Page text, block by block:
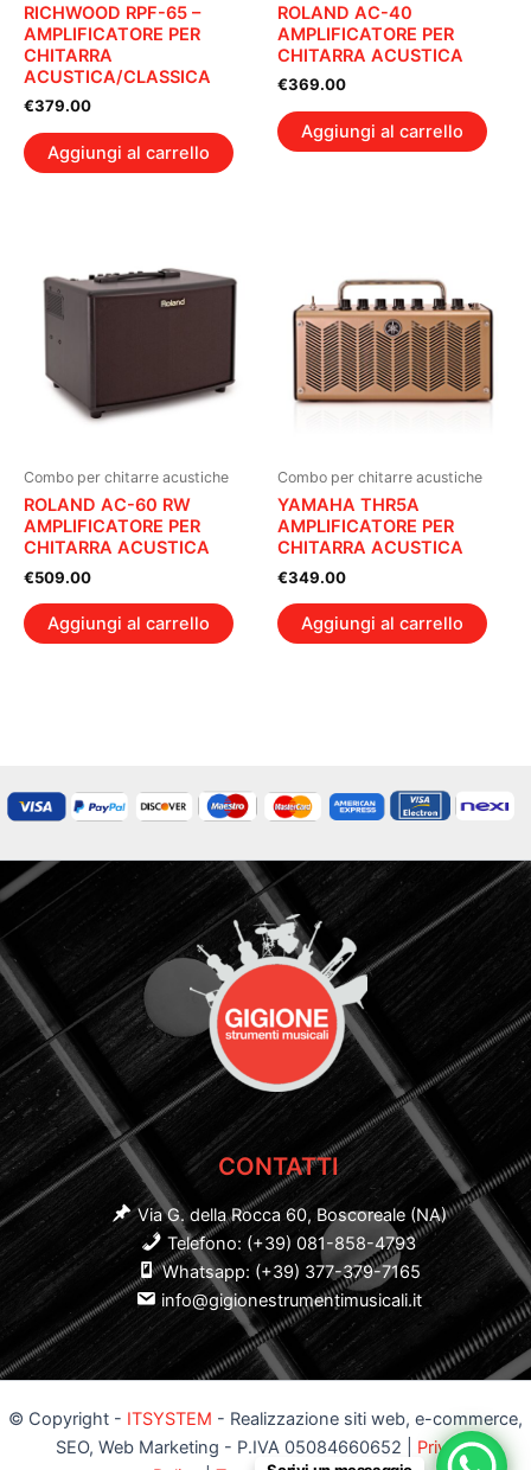
RICHWOOD RPF-65 –
AMPLIFICATORE PER
CHITARRA
ACUSTICA/CLASSICA
€379.00
Aggiungi al carrello
ROLAND AC-40
AMPLIFICATORE PER
CHITARRA ACUSTICA
€369.00
Aggiungi al carrello
Combo per chitarre acustiche
ROLAND AC-60 RW
AMPLIFICATORE PER
CHITARRA ACUSTICA
€509.00
Aggiungi al carrello
Combo per chitarre acustiche
YAMAHA THR5A
AMPLIFICATORE PER
CHITARRA ACUSTICA
€349.00
Aggiungi al carrello
CONTATTI
Via G. della Rocca 60, Boscoreale (NA)
Telefono: (+39) 081-858-4793
Whatsapp: (+39) 377-379-7165
info@gigionestrumentimusicali.it
© Copyright - ITSYSTEM - Realizzazione siti web, e-commerce,
SEO, Web Marketing - P.IVA 05084660652 | Privacy